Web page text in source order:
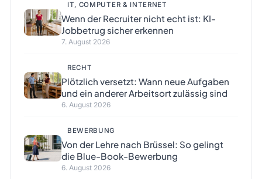
IT, COMPUTER & INTERNET
Wenn der Recruiter nicht echt ist: KI-
Jobbetrug sicher erkennen
7. August 2026
RECHT
Plötzlich versetzt: Wann neue Aufgaben
und ein anderer Arbeitsort zulässig sind
6. August 2026
BEWERBUNG
Von der Lehre nach Brüssel: So gelingt
die Blue-Book-Bewerbung
6. August 2026